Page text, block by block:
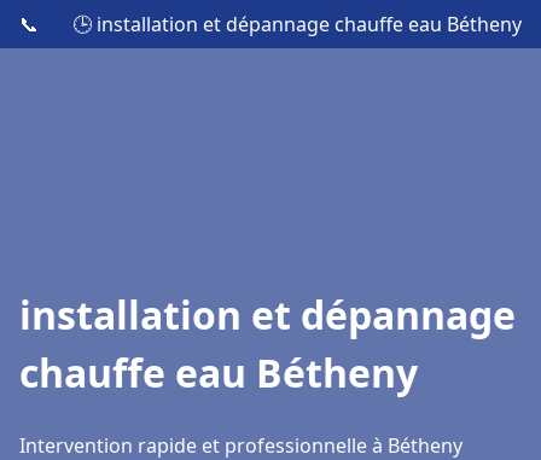
📞 🕒 installation et dépannage chauffe eau Bétheny
installation et dépannage
chauffe eau Bétheny
Intervention rapide et professionnelle à Bétheny